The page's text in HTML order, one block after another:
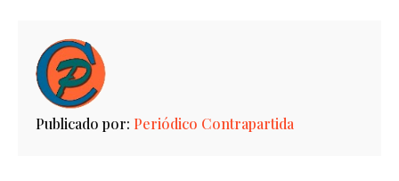
Publicado por: Periódico Contrapartida